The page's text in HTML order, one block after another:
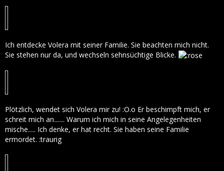
Ich entdecke Volera mit seiner Familie. Sie beachten mich nicht.
Sie stehen nur da, und wechseln sehnsüchtige Blicke.
Plötzlich, wendet sich Volera mir zu! :O.o Er beschimpft mich, er
schreit mich an....... Warum ich mich in seine Angelegenheiten
mische..... Ich denke, er hat recht. Sie haben seine Familie
ermordet. :traurig